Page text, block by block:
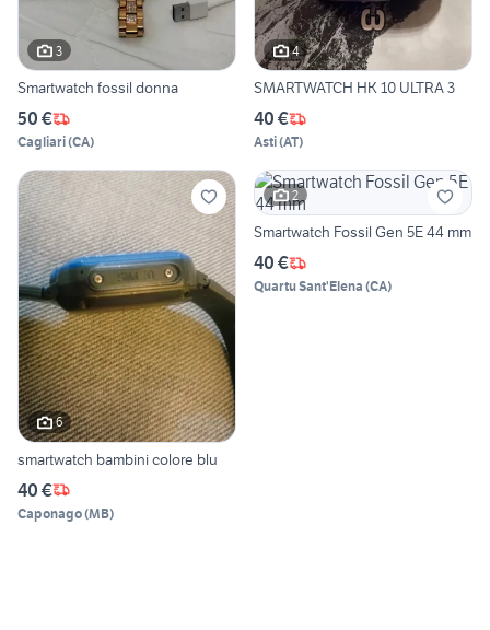
3
Smartwatch fossil donna
50 €
Cagliari(CA)
4
SMARTWATCH HK 10 ULTRA 3
40 €
Asti(AT)
6
smartwatch bambini colore blu
40 €
Caponago(MB)
2
Smartwatch Fossil Gen 5E 44 mm
40 €
Quartu Sant'Elena (CA)